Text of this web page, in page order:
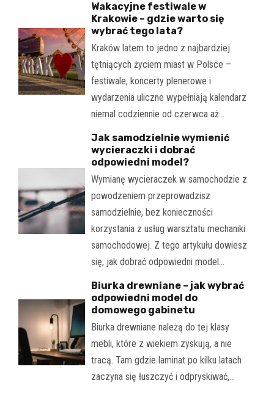
Wakacyjne festiwale w
Krakowie – gdzie warto się
wybrać tego lata?
Kraków latem to jedno z najbardziej
tętniących życiem miast w Polsce –
festiwale, koncerty plenerowe i
wydarzenia uliczne wypełniają kalendarz
niemal codziennie od czerwca aż…
Jak samodzielnie wymienić
wycieraczki i dobrać
odpowiedni model?
Wymianę wycieraczek w samochodzie z
powodzeniem przeprowadzisz
samodzielnie, bez konieczności
korzystania z usług warsztatu mechaniki
samochodowej. Z tego artykułu dowiesz
się, jak dobrać odpowiedni model…
Biurka drewniane – jak wybrać
odpowiedni model do
domowego gabinetu
Biurka drewniane należą do tej klasy
mebli, które z wiekiem zyskują, a nie
tracą. Tam gdzie laminat po kilku latach
zaczyna się łuszczyć i odpryskiwać,…